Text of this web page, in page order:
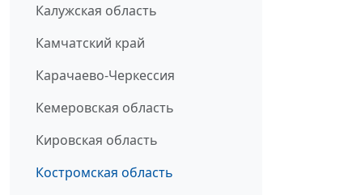
Калужская область
Камчатский край
Карачаево-Черкессия
Кемеровская область
Кировская область
Костромская область